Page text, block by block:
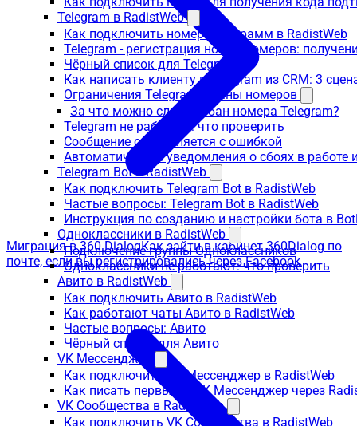
Telegram в RadistWeb
Как подключить номер Телеграмм в RadistWeb
Telegram - регистрация новых номеров:
Чёрный список для Telegram
Как написать клиенту в Telegram из CRM: 3
Ограничения Telegram и баны номеров
За что можно словить бан номера Telegram?
Telegram не работает: что проверить
Сообщение отправляется с ошибкой
Автоматические уведомления о сбоях в работе
Telegram Bot в RadistWeb
Как подключить Telegram Bot в RadistWeb
Частые вопросы: Telegram Bot в RadistWeb
Инструкция по созданию и настройки бота в
Одноклассники в RadistWeb
Подключение группы Одноклассников
Одноклассники не работают: что проверить
Авито в RadistWeb
Как подключить Авито в RadistWeb
Как работают чаты Авито в RadistWeb
Частые вопросы: Авито
Чёрный список для Авито
VK Мессенджер
Как подключить VK Мессенджер в RadistWeb
Как писать первым в VK Мессенджер через
VK Сообщества в RadistWeb
Как подключить VK Сообщества в RadistWeb
Миграция в 360 DialogКак зайти в кабинет 360Dialog по
почте, если вы регистрировались через Facebook